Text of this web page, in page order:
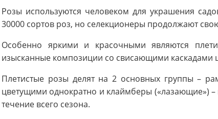
Розы используются человеком для украшения
30000 сортов роз, но селекционеры продолжают
Особенно яркими и красочными являются
изысканные композиции со свисающими каскадами
Плетистые розы делят на 2 основных группы –
цветущими однократно и клаймберы («лазающие») –
течение всего сезона.